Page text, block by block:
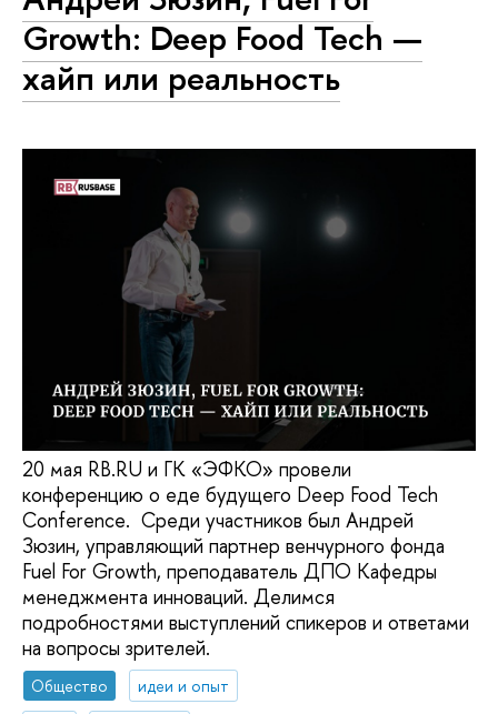
Growth: Deep Food Tech —
хайп или реальность
20 мая RB.RU и ГК «ЭФКО» провели
конференцию о еде будущего Deep Food Tech
Conference. Среди участников был Андрей
Зюзин, управляющий партнер венчурного фонда
Fuel For Growth, преподаватель ДПО Кафедры
менеджмента инноваций. Делимся
подробностями выступлений спикеров и ответами
на вопросы зрителей.
Общество
идеи и опыт